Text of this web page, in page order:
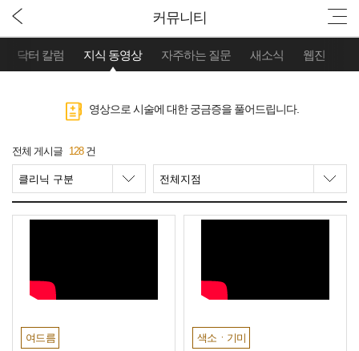
커뮤니티
닥터 칼럼 지식 동영상 자주하는 질문 새소식 웹진
영상으로 시술에 대한 궁금증을 풀어드립니다.
전체 게시글 128건
여드름 색소ㆍ기미